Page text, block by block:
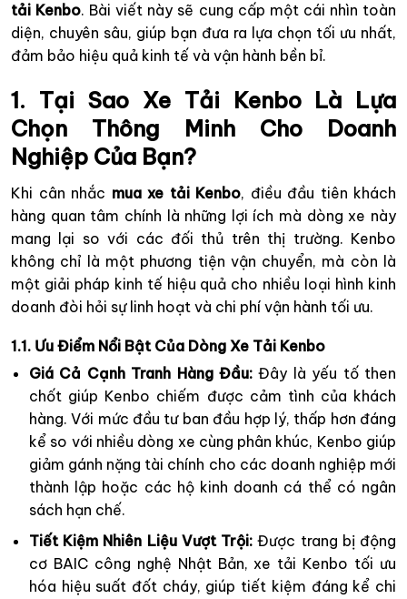
tải Kenbo. Bài viết này sẽ cung cấp một cái nhìn toàn
diện, chuyên sâu, giúp bạn đưa ra lựa chọn tối ưu nhất,
đảm bảo hiệu quả kinh tế và vận hành bền bỉ.
1. Tại Sao Xe Tải Kenbo Là Lựa
Chọn Thông Minh Cho Doanh
Nghiệp Của Bạn?
Khi cân nhắc mua xe tải Kenbo, điều đầu tiên khách
hàng quan tâm chính là những lợi ích mà dòng xe này
mang lại so với các đối thủ trên thị trường. Kenbo
không chỉ là một phương tiện vận chuyển, mà còn là
một giải pháp kinh tế hiệu quả cho nhiều loại hình kinh
doanh đòi hỏi sự linh hoạt và chi phí vận hành tối ưu.
1.1. Ưu Điểm Nổi Bật Của Dòng Xe Tải Kenbo
Giá Cả Cạnh Tranh Hàng Đầu: Đây là yếu tố then
chốt giúp Kenbo chiếm được cảm tình của khách
hàng. Với mức đầu tư ban đầu hợp lý, thấp hơn đáng
kể so với nhiều dòng xe cùng phân khúc, Kenbo giúp
giảm gánh nặng tài chính cho các doanh nghiệp mới
thành lập hoặc các hộ kinh doanh cá thể có ngân
sách hạn chế.
Tiết Kiệm Nhiên Liệu Vượt Trội: Được trang bị động
cơ BAIC công nghệ Nhật Bản, xe tải Kenbo tối ưu
hóa hiệu suất đốt cháy, giúp tiết kiệm đáng kể chi